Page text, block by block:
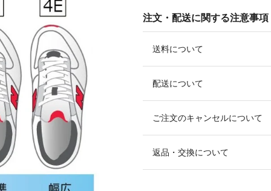
注文・配送に関する注意事項
送料について
配送について
ご注文のキャンセルについて
返品・交換について